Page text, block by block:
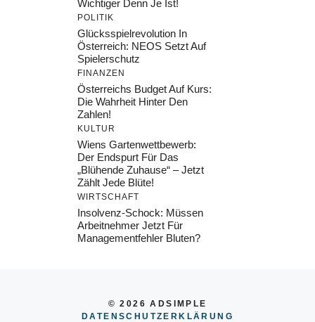
Wichtiger Denn Je Ist!
POLITIK
Glücksspielrevolution In
Österreich: NEOS Setzt Auf
Spielerschutz
FINANZEN
Österreichs Budget Auf Kurs:
Die Wahrheit Hinter Den
Zahlen!
KULTUR
Wiens Gartenwettbewerb:
Der Endspurt Für Das
„Blühende Zuhause“ – Jetzt
Zählt Jede Blüte!
WIRTSCHAFT
Insolvenz-Schock: Müssen
Arbeitnehmer Jetzt Für
Managementfehler Bluten?
© 2026 ADSIMPLE
DATENSCHUTZERKLÄRUNG